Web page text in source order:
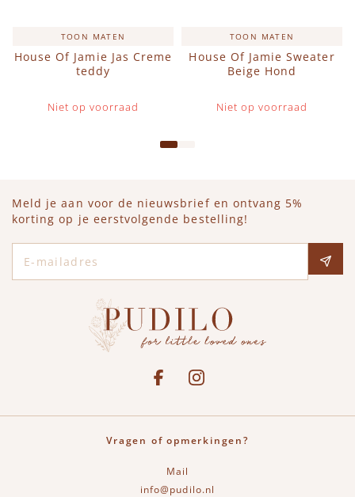
TOON MATEN
House Of Jamie Jas Creme
teddy
Niet op voorraad
TOON MATEN
House Of Jamie Sweater
Beige Hond
Niet op voorraad
Meld je aan voor de nieuwsbrief en ontvang 5%
korting op je eerstvolgende bestelling!
See our FacebookBekijk onze Instagram pagina
Vragen of opmerkingen?
Mail
info@pudilo.nl